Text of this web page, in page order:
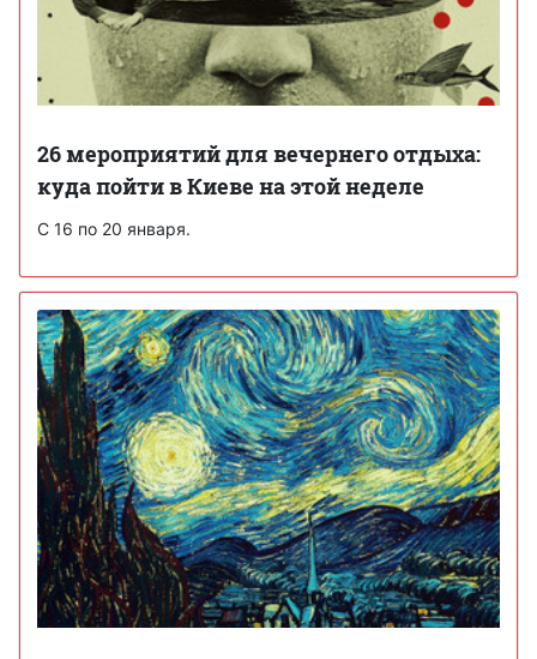
26 мероприятий для вечернего отдыха:
куда пойти в Киеве на этой неделе
С 16 по 20 января.